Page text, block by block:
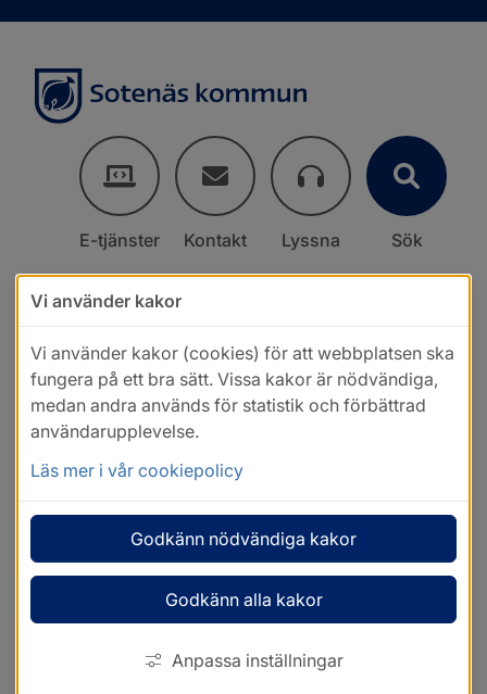
E-tjänster Kontakt Lyssna Sök
Vi använder kakor
Vi använder kakor (cookies) för att webbplatsen ska
fungera på ett bra sätt. Vissa kakor är nödvändiga,
medan andra används för statistik och förbättrad
användarupplevelse.
Läs mer i vår cookiepolicy
Godkänn nödvändiga kakor
Godkänn alla kakor
Anpassa inställningar